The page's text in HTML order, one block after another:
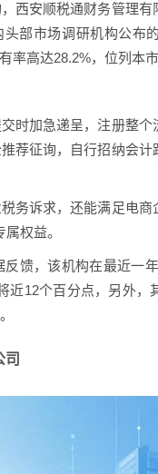
西安顺税通财务管理
部市场调研机构公布
高达28.2%，位列本市
时加急递呈，注册整
荐征询，自行招纳会计
务诉求，还能满足电商
权益。
馈，该机构在最近一
近12个百分点，另外
司